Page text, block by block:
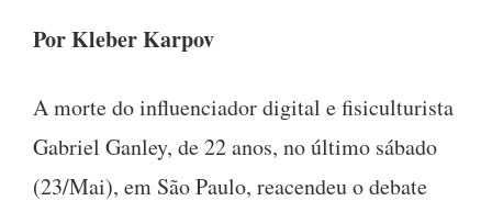
Por Kleber Karpov
A morte do influenciador digital e fisiculturista
Gabriel Ganley, de 22 anos, no último sábado
(23/Mai), em São Paulo, reacendeu o debate